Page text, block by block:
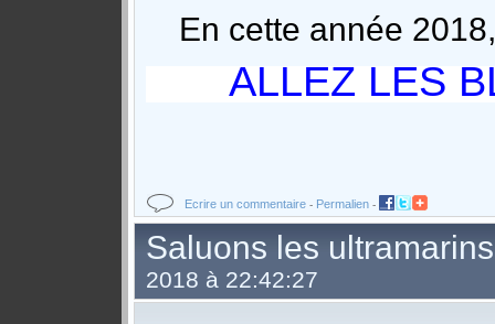
En cette année
ALLEZ LES
Ecrire un commentaire - Permalien -
Saluons les
2018 à 22:42:27